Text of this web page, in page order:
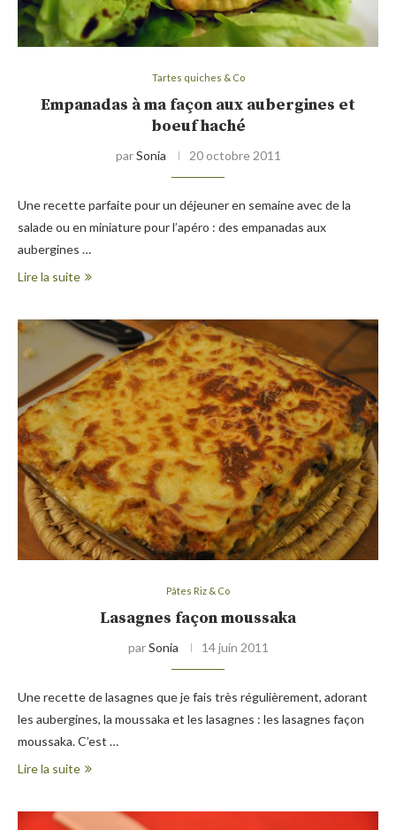
Tartes quiches & Co
Empanadas à ma façon aux aubergines et
boeuf haché
parSonia 20 octobre 2011
Une recette parfaite pour un déjeuner en semaine avec de la
salade ou en miniature pour l’apéro : des empanadas aux
aubergines …
Lire la suite
Pâtes Riz & Co
Lasagnes façon moussaka
parSonia 14 juin 2011
Une recette de lasagnes que je fais très régulièrement, adorant
les aubergines, la moussaka et les lasagnes : les lasagnes façon
moussaka. C’est …
Lire la suite